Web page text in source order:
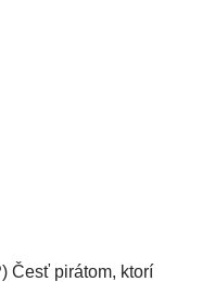
Česť pirátom, ktorí